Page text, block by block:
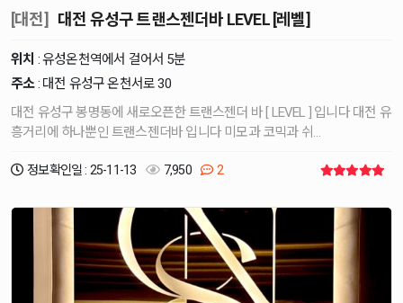
[대전] 대전 유성구 트랜스젠더바 LEVEL [레벨]
위치 : 유성온천역에서 걸어서 5분
주소: 대전 유성구 온천서로 30
대전 유성구 봉명동에 새로오픈한 트랜스젠더 바 [ LEVEL ] 입니다 대전 유
흥거리에 하나뿐인 트랜스젠더바 입니다 미모과 코믹과 쉬…
정보확인일 : 25-11-13 7,950 2